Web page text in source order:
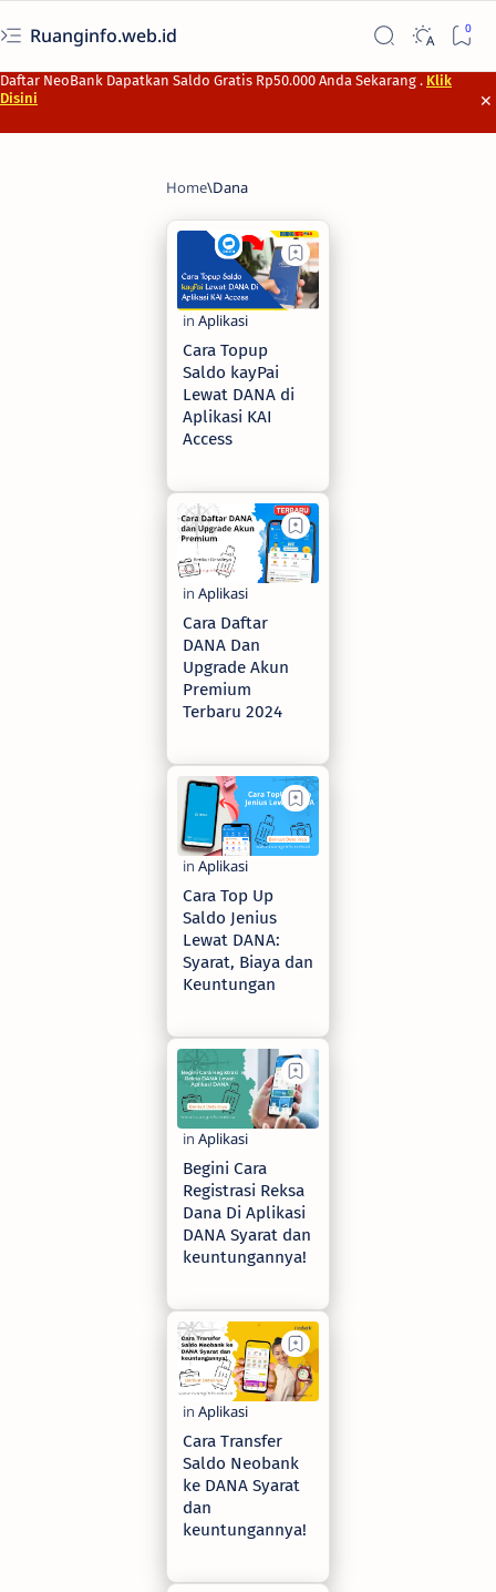
Ruanginfo.web.id
Daftar NeoBank Dapatkan Saldo Gratis Rp50.000 Anda Sekarang . Klik
Disini
Cara Topup
Saldo kayPai
Lewat DANA di
Aplikasi KAI
Access
Cara Daftar
DANA Dan
Upgrade Akun
Premium
Terbaru 2024
Cara Top Up
Saldo Jenius
Lewat DANA:
Syarat, Biaya dan
Keuntungan
Begini Cara
Registrasi Reksa
Dana Di Aplikasi
DANA Syarat dan
keuntungannya!
Cara Transfer
Saldo Neobank
ke DANA Syarat
dan
keuntungannya!